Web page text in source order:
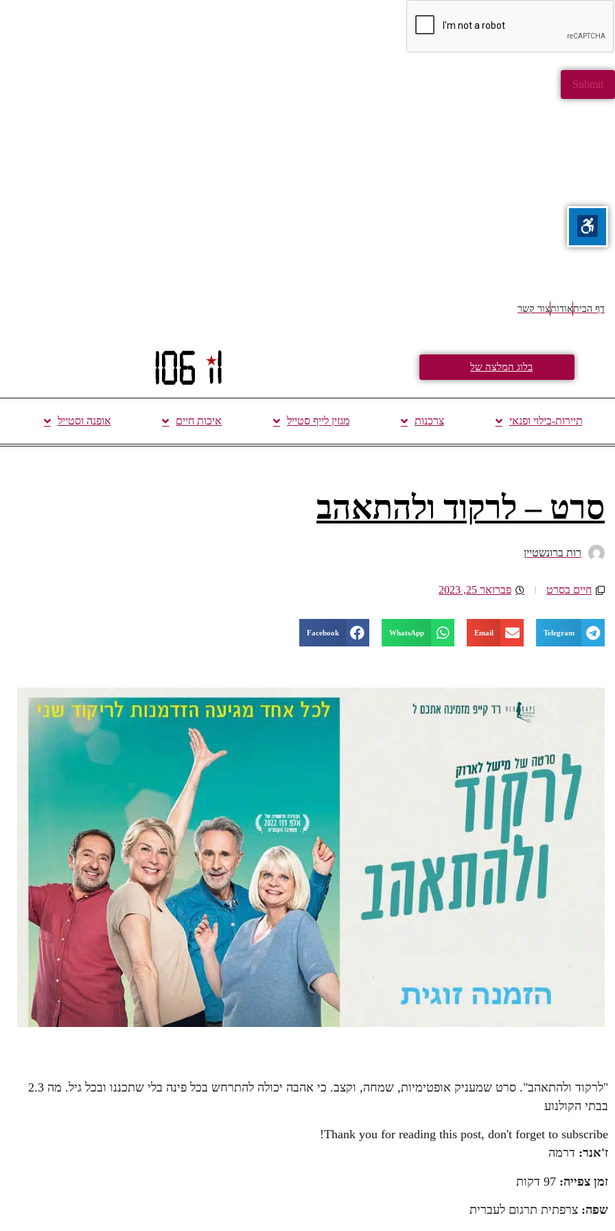
דף הביתאודותצור קשר
בלוג המלצה של
תיירות-בילוי ופנאי צרכנות מגזין לייף סטייל איכות חיים אופנה וסטייל
סרט – לרקוד ולהתאהב
רות ברונשטיין
חיים בסרט פברואר 25, 2023
Telegram
Email
WhatsApp
Facebook
"לרקוד ולהתאהב". סרט שמעניק אופטימיות, שמחה, וקצב. כי אהבה יכולה להתרחש בכל פינה בלי שתכננו ובכל גיל. מה 2.3
בבתי הקולנוע
Thank you for reading this post, don't forget to subscribe!
ז'אנר: דרמה
זמן צפייה:
שפה: צרפתית תרגום לעברית